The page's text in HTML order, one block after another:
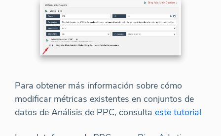
Para obtener más información sobre cómo
modificar métricas existentes en conjuntos de
datos de Análisis de PPC, consulta este tutorial